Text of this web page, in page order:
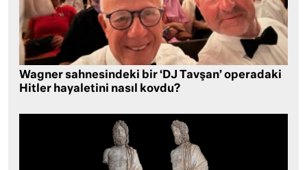
Wagner sahnesindeki bir ‘DJ Tavşan’ operadaki
Hitler hayaletini nasıl kovdu?